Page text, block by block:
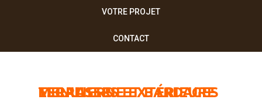
VOTRE PROJET
CONTACT
TERRASSES ET BARDAGES
ESCALIERS
MENUISERIE EXTÉRIEURE